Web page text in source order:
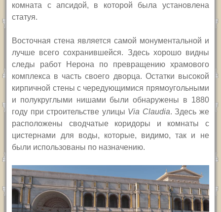
комната с апсидой, в которой была установлена
статуя.
Восточная стена является самой монументальной и
лучше всего сохранившейся. Здесь хорошо видны
следы работ Нерона по превращению храмового
комплекса в часть своего дворца. Остатки высокой
кирпичной стены с чередующимися прямоугольными
и полукруглыми нишами были обнаружены в 1880
году при строительстве улицы Via Claudia. Здесь же
расположены сводчатые коридоры и комнаты с
цистернами для воды, которые, видимо, так и не
были использованы по назначению.